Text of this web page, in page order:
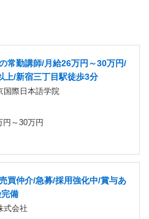
常勤講師/月給26万円～30万円/
上/新宿三丁目駅徒歩3分
国際日本語学院
円～30万円
買仲介/急募/採用強化中/賞与あ
備
式会社